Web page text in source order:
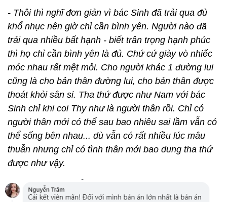
- Thôi thì nghĩ đơn giản vì bác Sinh đã trải qua đủ
khổ nhục nên giờ chỉ cần bình yên. Người nào đã
trải qua nhiều bất hạnh - biết trân trọng hạnh phúc
thì họ chỉ cần bình yên là đủ. Chứ cứ giày vò nhiếc
móc nhau rất mệt mỏi. Cho người khác 1 đường lui
cũng là cho bản thân đường lui, cho bản thân được
thoát khỏi sân si. Tha thứ được như Nam với bác
Sinh chỉ khi coi Thy như là người thân rồi. Chỉ có
người thân mới có thể sau bao nhiêu sai lầm vẫn có
thể sống bên nhau... dù vẫn có rất nhiều lúc mâu
thuẫn nhưng chỉ có tình thân mới bao dung tha thứ
được như vậy.